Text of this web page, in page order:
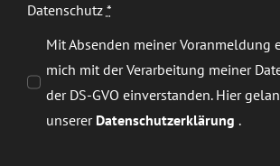
Datenschutz *
Mit Absenden meiner Voranmeldung
mich mit der Verarbeitung meiner
der DS-GVO einverstanden. Hier
unserer Datenschutzerklärung .